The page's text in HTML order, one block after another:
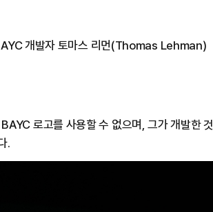
개발자 토마스 리먼(Thomas Lehman)
로고를 사용할 수 없으며, 그가 개발한 것
.